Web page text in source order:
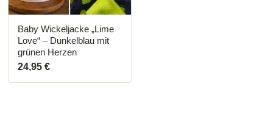
Baby Wickeljacke „Lime
Love“ – Dunkelblau mit
grünen Herzen
24,95 €